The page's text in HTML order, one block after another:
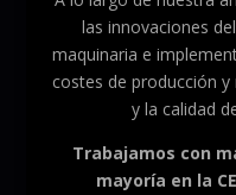
las innovaciones
maquinaria e
costes de producción
y la calidad
Trabajamos con
mayoría en la CE